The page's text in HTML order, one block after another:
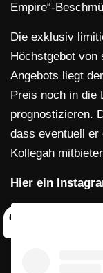
Empire“-
Die exklusiv
Höchstgebot von
Angebots liegt
Preis noch in die
prognostizieren.
dass eventuell er
Kollegah
Hier ein